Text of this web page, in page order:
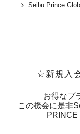
Seibu Prince
☆新規入
お得なプ
この機会に是非
PRINCE